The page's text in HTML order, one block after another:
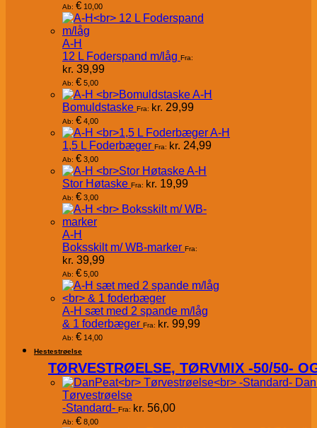
Ab: € 10,00
A-H
12 L Foderspand m/låg Fra:
kr. 39,99
Ab: € 5,00
A-H
Bomuldstaske Fra: kr. 29,99
Ab: € 4,00
A-H
1,5 L Foderbæger Fra: kr. 24,99
Ab: € 3,00
A-H
Stor Høtaske Fra: kr. 19,99
Ab: € 3,00
A-H
Boksskilt m/ WB-marker Fra:
kr. 39,99
Ab: € 5,00
A-H sæt med 2 spande m/låg
& 1 foderbæger Fra: kr. 99,99
Ab: € 14,00
Hestestrøelse
TØRVESTRØELSE, TØRVMIX -50/50-
Tørvestrøelse
-Standard- Fra: kr. 56,00
Ab: € 8,00